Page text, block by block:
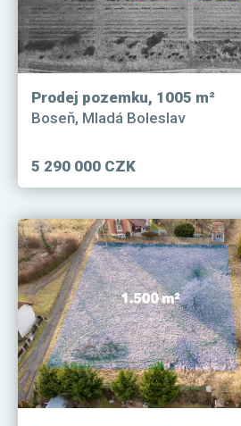
Prodej pozemku, 1005 m²
Boseň, Mladá Boleslav
5 290 000 CZK